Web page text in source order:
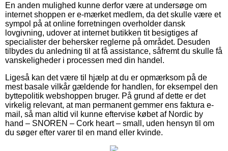
En anden mulighed kunne derfor være at undersøge om
internet shoppen er e-mærket medlem, da det skulle være et
sympol på at online forretningen overholder dansk
lovgivning, udover at internet butikken tit besigtiges af
specialister der behersker reglerne på området. Desuden
tilbydes du anledning til at få assistance, såfremt du skulle få
vanskeligheder i processen med din handel.
Ligeså kan det være til hjælp at du er opmærksom på de
mest basale vilkår gældende for handlen, for eksempel den
byttepolitik webshoppen bruger. På grund af dette er det
virkelig relevant, at man permanent gemmer ens faktura e-
mail, så man altid vil kunne eftervise købet af Nordic by
hand – SNOREN – Cork heart – small, uden hensyn til om
du søger efter varer til en mand eller kvinde.